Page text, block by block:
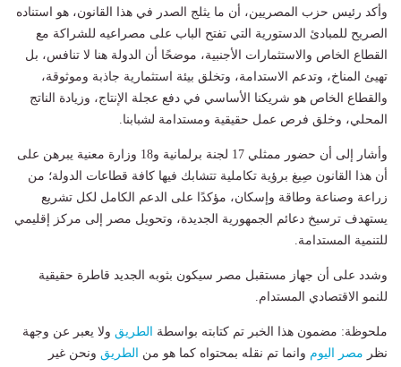
​وأكد رئيس حزب المصريين، أن ما يثلج الصدر في هذا القانون، هو استناده
الصريح للمبادئ الدستورية التي تفتح الباب على مصراعيه للشراكة مع
القطاع الخاص والاستثمارات الأجنبية، موضحًا أن الدولة هنا لا تنافس، بل
تهيئ المناخ، وتدعم الاستدامة، وتخلق بيئة استثمارية جاذبة وموثوقة،
والقطاع الخاص هو شريكنا الأساسي في دفع عجلة الإنتاج، وزيادة الناتج
المحلي، وخلق فرص عمل حقيقية ومستدامة لشبابنا.
​وأشار إلى أن حضور ممثلي 17 لجنة برلمانية و18 وزارة معنية يبرهن على
أن هذا القانون صِيغ برؤية تكاملية تتشابك فيها كافة قطاعات الدولة؛ من
زراعة وصناعة وطاقة وإسكان، مؤكدًا على الدعم الكامل لكل تشريع
يستهدف ترسيخ دعائم الجمهورية الجديدة، وتحويل مصر إلى مركز إقليمي
للتنمية المستدامة.
وشدد على أن جهاز مستقبل مصر سيكون بثوبه الجديد قاطرة حقيقية
للنمو الاقتصادي المستدام.
ملحوظة: مضمون هذا الخبر تم كتابته بواسطة الطريق ولا يعبر عن وجهة
نظر مصر اليوم وانما تم نقله بمحتواه كما هو من الطريق ونحن غير